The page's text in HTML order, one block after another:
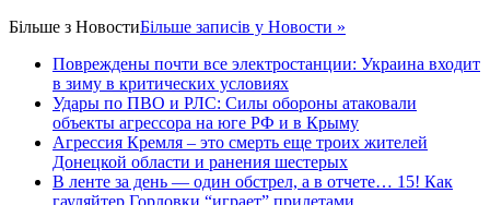
Більше з НовостиБільше записів у Новости »
Повреждены почти все электростанции: Украина входит
в зиму в критических условиях
Удары по ПВО и РЛС: Силы обороны атаковали
объекты агрессора на юге РФ и в Крыму
Агрессия Кремля – это смерть еще троих жителей
Донецкой области и ранения шестерых
В ленте за день — один обстрел, а в отчете… 15! Как
гауляйтер Горловки “играет” прилетами